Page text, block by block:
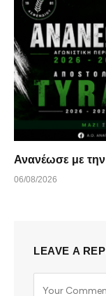
Ανανέωσε με
06/08/2026
LEAVE A